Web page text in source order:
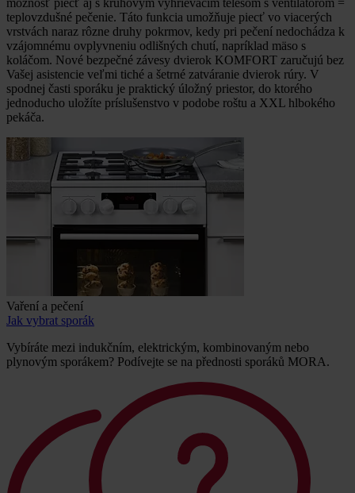
možnosť piecť aj s kruhovým vyhrievacím telesom s ventilátorom =
teplovzdušné pečenie. Táto funkcia umožňuje piecť vo viacerých
vrstvách naraz rôzne druhy pokrmov, kedy pri pečení nedochádza k
vzájomnému ovplyvneniu odlišných chutí, napríklad mäso s
koláčom. Nové bezpečné závesy dvierok KOMFORT zaručujú bez
Vašej asistencie veľmi tiché a šetrné zatváranie dvierok rúry. V
spodnej časti sporáku je praktický úložný priestor, do ktorého
jednoducho uložíte príslušenstvo v podobe roštu a XXL hlbokého
pekáča.
Vaření a pečení
Jak vybrat sporák
Vybíráte mezi indukčním, elektrickým, kombinovaným nebo
plynovým sporákem? Podívejte se na přednosti sporáků MORA.